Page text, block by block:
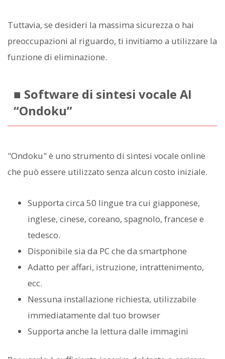
Tuttavia, se desideri la massima sicurezza o hai
preoccupazioni al riguardo, ti invitiamo a utilizzare la
funzione di eliminazione.
■ Software di sintesi vocale AI
“Ondoku”
"Ondoku" è uno strumento di sintesi vocale online
che può essere utilizzato senza alcun costo iniziale.
Supporta circa 50 lingue tra cui giapponese,
inglese, cinese, coreano, spagnolo, francese e
tedesco.
Disponibile sia da PC che da smartphone
Adatto per affari, istruzione, intrattenimento,
ecc.
Nessuna installazione richiesta, utilizzabile
immediatamente dal tuo browser
Supporta anche la lettura dalle immagini